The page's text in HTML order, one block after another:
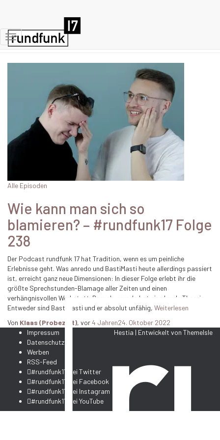
Navigation
Alle Episoden
Wie kann man sich so
blamieren? – #rundfunk17 Folge
238
Der Podcast rundfunk 17 hat Tradition, wenn es um peinliche
Erlebnisse geht. Was anredo und BastiMasti heute allerdings passiert
ist, erreicht ganz neue Dimensionen: In dieser Folge erlebt ihr die
größte Sprechstunden-Blamage aller Zeiten und einen
verhängnisvollen Werkstatt-Besuch. anredo hat eine krude Theorie.
Entweder sind BastiMasti und er absolut unfähig, Weiterlesen
Von Klaas (Probezeit), vor4 Jahren24. Oktober 2022
Impressum
Datenschutz
Werben
RSS-Feed
#rundfunk17 bei Twitter
#rundfunk17 bei Facebook
#rundfunk17 bei Instagram
#rundfunk17 bei YouTube
Hestia | Entwickelt von ThemeIsle